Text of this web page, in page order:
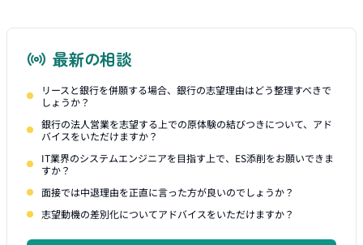
最新の相談
リースと銀行を併願する場合、銀行の志望理由はどう整理すべきで
しょうか？
銀行の法人営業を志望する上での原体験の結びつきについて、アド
バイスをいただけますか？
IT業界のシステムエンジニアを目指す上で、ES添削をお願いできま
すか？
面接では中退理由を正直に言った方が良いのでしょうか？
志望動機の差別化についてアドバイスをいただけますか？